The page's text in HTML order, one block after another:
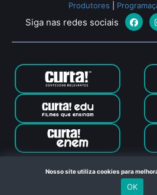
Produtores
Siga nas redes sociais
Canal Curta © 2024. Todos os
no Rio de
Nosso site utiliza cookies para
OK